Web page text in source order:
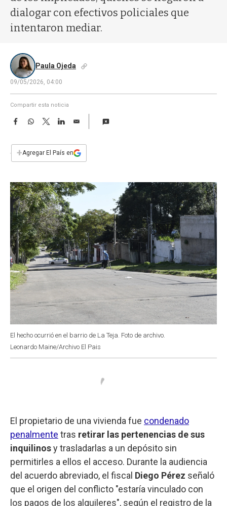
dialogar con efectivos policiales que
intentaron mediar.
Paula Ojeda
09/05/2026, 04:00
Compartir esta noticia
F
e
b
k
W
s
p
T
w
t
L
n
E
i
l
+Agregar El País en
El hecho ocurrió en el barrio de La Teja. Foto de archivo.
Leonardo Maine/Archivo El Pais
El propietario de una vivienda fue condenado
penalmente tras retirar las pertenencias de sus
inquilinosy trasladarlas a un depósito sin
permitirles a ellos el acceso. Durante la audiencia
del acuerdo abreviado, el fiscal Diego Pérez señaló
que el origen del conflicto "estaría vinculado con
los pagos de los alquileres", según el registro de la